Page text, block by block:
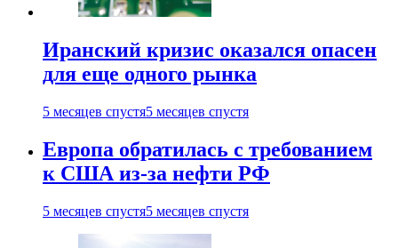
Иранский кризис оказался опасен
для еще одного рынка
5 месяцев спустя5 месяцев спустя
Европа обратилась с требованием
к США из-за нефти РФ
5 месяцев спустя5 месяцев спустя